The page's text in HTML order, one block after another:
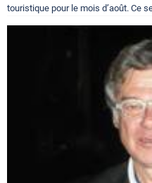
touristique pour le mois d’août. Ce